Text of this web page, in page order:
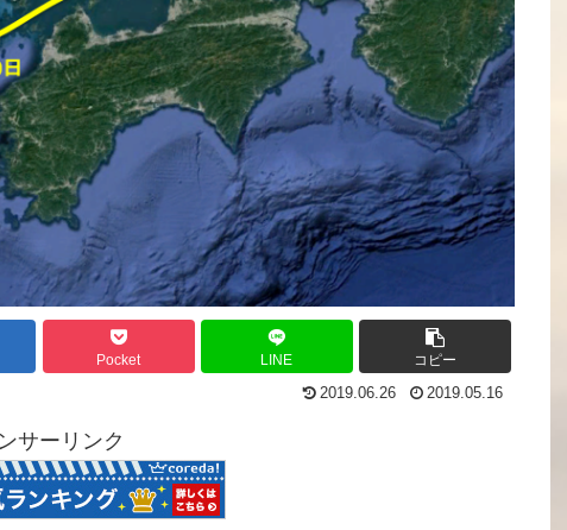
Pocket LINE コピー
2019.06.26 2019.05.16
サーリンク